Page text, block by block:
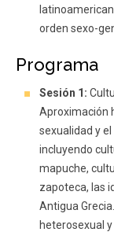
orden sexo-
Programa
Sesión 1:
Aproximación
sexualidad y
incluyendo
mapuche,
zapoteca, las
Antigua
heterosexual